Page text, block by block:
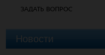
ЗАДАТЬ ВОПРОС
Новости